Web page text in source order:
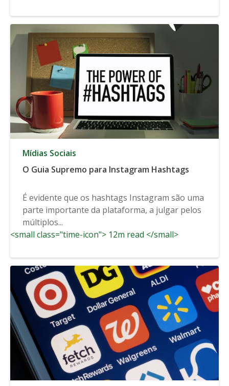
Mídias Sociais
O Guia Supremo para Instagram Hashtags
É evidente que os hashtags Instagram são uma
parte importante da plataforma, a julgar pelos
múltiplos...
<small class="time-icon"> 12m read </small>